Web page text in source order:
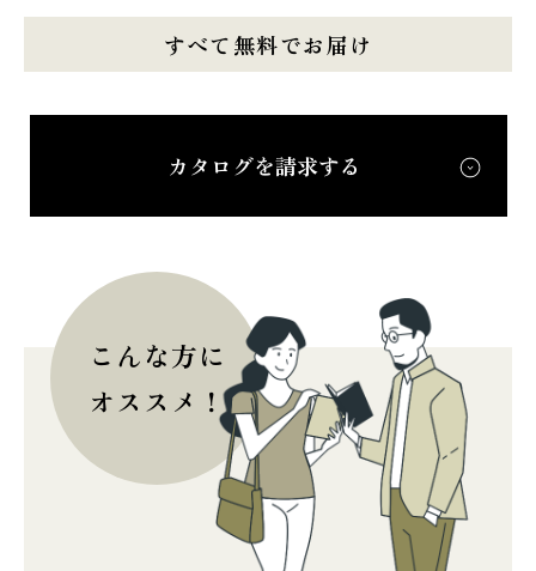
すべて無料でお届け
カタログを請求する
こんな方に
オススメ！